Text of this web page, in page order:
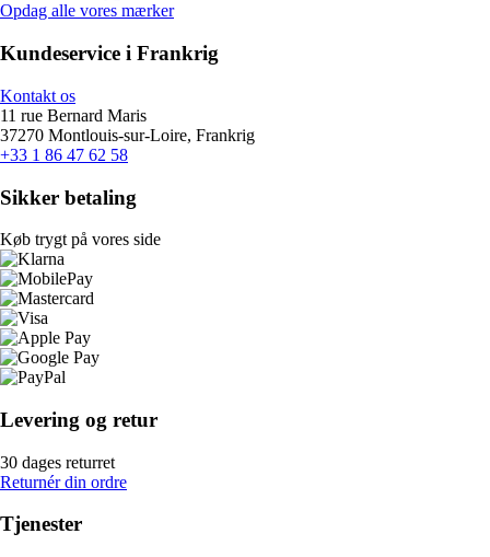
Opdag alle vores mærker
Kundeservice i Frankrig
Kontakt os
11 rue Bernard Maris
37270 Montlouis-sur-Loire, Frankrig
+33 1 86 47 62 58
Sikker betaling
Køb trygt på vores side
Levering og retur
30 dages returret
Returnér din ordre
Tjenester